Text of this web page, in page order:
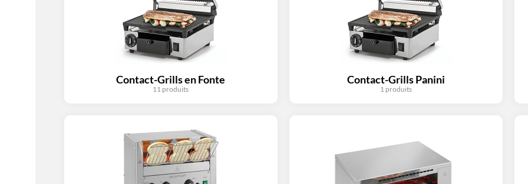
Contact-Grills en Fonte
11 produits
Contact-Grills Panini
1 produits